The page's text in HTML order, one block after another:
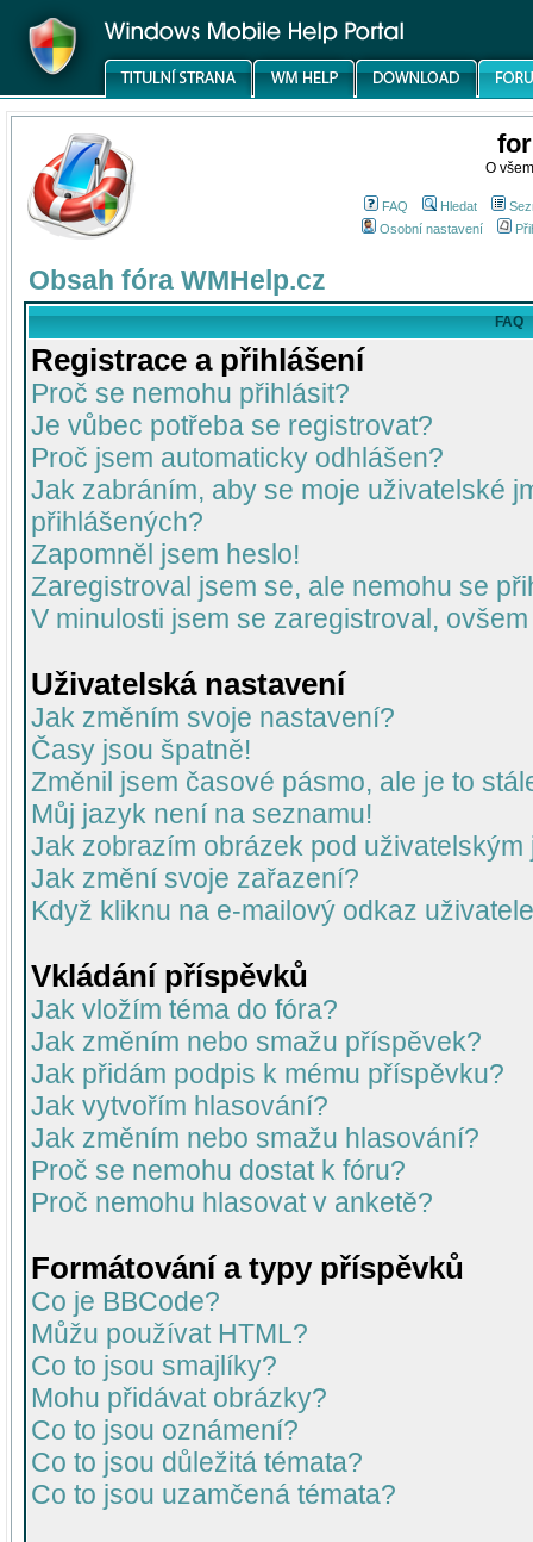
O
FAQ Hledat
Osobní nastavení
Obsah fóra WMHelp.cz
FAQ
Registrace a přihlášení
Proč se nemohu přihlásit?
Je vůbec potřeba se registrovat?
Proč jsem automaticky odhlášen?
Jak zabráním, aby se moje uživatelské
přihlášených?
Zapomněl jsem heslo!
Zaregistroval jsem se, ale nemohu se
V minulosti jsem se zaregistroval,
Uživatelská nastavení
Jak změním svoje nastavení?
Časy jsou špatně!
Změnil jsem časové pásmo, ale je to
Můj jazyk není na seznamu!
Jak zobrazím obrázek pod uživatelským
Jak změní svoje zařazení?
Když kliknu na e-mailový odkaz
Vkládání příspěvků
Jak vložím téma do fóra?
Jak změním nebo smažu příspěvek?
Jak přidám podpis k mému příspěvku?
Jak vytvořím hlasování?
Jak změním nebo smažu hlasování?
Proč se nemohu dostat k fóru?
Proč nemohu hlasovat v anketě?
Formátování a typy příspěvků
Co je BBCode?
Můžu používat HTML?
Co to jsou smajlíky?
Mohu přidávat obrázky?
Co to jsou oznámení?
Co to jsou důležitá témata?
Co to jsou uzamčená témata?